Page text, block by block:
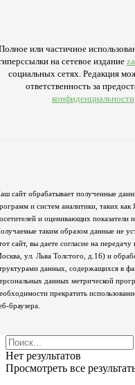
или частичное
на сетевое издание
социальных сетях. Редакция
ответственность за
конфиденциальности
сайт обрабатывает полученные
и систем аналитики, таких
и оценивающих показатели
таким образом данные не
сайт, вы даете согласие на
ул. Льва Толстого, д.16) и
данных, содержащихся в
данных метрической
прекратить
браузера.
Нет результатов
Просмотреть все